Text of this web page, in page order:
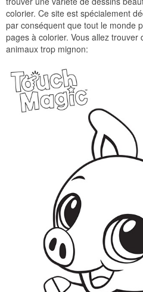
colorier. Ce site est spécialement
par conséquent que tout le monde
pages à colorier. Vous allez
animaux trop mignon: